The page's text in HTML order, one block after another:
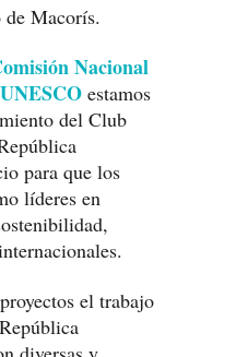
de Macorís.
Nacional
estamos
del Club
para que los
líderes en
el trabajo